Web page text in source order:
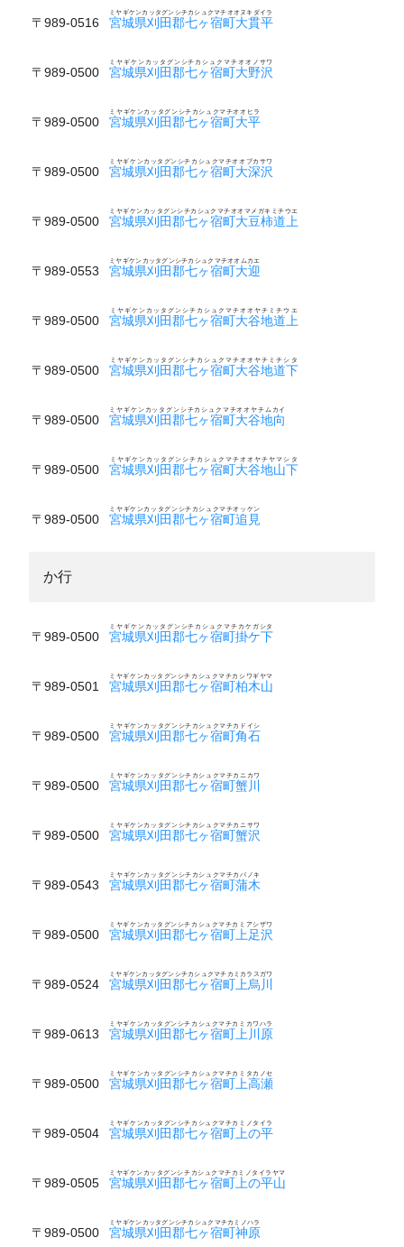
〒989-0516 宮城県刈田郡七ヶ宿町大貫平
ミヤギケンカッタグンシチカシュクマチオオヌキダイラ
〒989-0500 宮城県刈田郡七ヶ宿町大野沢
ミヤギケンカッタグンシチカシュクマチオオノサワ
〒989-0500 宮城県刈田郡七ヶ宿町大平
ミヤギケンカッタグンシチカシュクマチオオヒラ
〒989-0500 宮城県刈田郡七ヶ宿町大深沢
ミヤギケンカッタグンシチカシュクマチオオブカサワ
〒989-0500 宮城県刈田郡七ヶ宿町大豆柿道上
ミヤギケンカッタグンシチカシュクマチオオマメガキミチウエ
〒989-0553 宮城県刈田郡七ヶ宿町大迎
ミヤギケンカッタグンシチカシュクマチオオムカエ
〒989-0500 宮城県刈田郡七ヶ宿町大谷地道上
ミヤギケンカッタグンシチカシュクマチオオヤチミチウエ
〒989-0500 宮城県刈田郡七ヶ宿町大谷地道下
ミヤギケンカッタグンシチカシュクマチオオヤチミチシタ
〒989-0500 宮城県刈田郡七ヶ宿町大谷地向
ミヤギケンカッタグンシチカシュクマチオオヤチムカイ
〒989-0500 宮城県刈田郡七ヶ宿町大谷地山下
ミヤギケンカッタグンシチカシュクマチオオヤチヤマシタ
〒989-0500 宮城県刈田郡七ヶ宿町追見
ミヤギケンカッタグンシチカシュクマチオッケン
か行
〒989-0500 宮城県刈田郡七ヶ宿町掛ケ下
ミヤギケンカッタグンシチカシュクマチカケガシタ
〒989-0501 宮城県刈田郡七ヶ宿町柏木山
ミヤギケンカッタグンシチカシュクマチカシワギヤマ
〒989-0500 宮城県刈田郡七ヶ宿町角石
ミヤギケンカッタグンシチカシュクマチカドイシ
〒989-0500 宮城県刈田郡七ヶ宿町蟹川
ミヤギケンカッタグンシチカシュクマチカニカワ
〒989-0500 宮城県刈田郡七ヶ宿町蟹沢
ミヤギケンカッタグンシチカシュクマチカニサワ
〒989-0543 宮城県刈田郡七ヶ宿町蒲木
ミヤギケンカッタグンシチカシュクマチカバノキ
〒989-0500 宮城県刈田郡七ヶ宿町上足沢
ミヤギケンカッタグンシチカシュクマチカミアシザワ
〒989-0524 宮城県刈田郡七ヶ宿町上烏川
ミヤギケンカッタグンシチカシュクマチカミカラスガワ
〒989-0613 宮城県刈田郡七ヶ宿町上川原
ミヤギケンカッタグンシチカシュクマチカミカワハラ
〒989-0500 宮城県刈田郡七ヶ宿町上高瀬
ミヤギケンカッタグンシチカシュクマチカミタカノセ
〒989-0504 宮城県刈田郡七ヶ宿町上の平
ミヤギケンカッタグンシチカシュクマチカミノタイラ
〒989-0505 宮城県刈田郡七ヶ宿町上の平山
ミヤギケンカッタグンシチカシュクマチカミノタイラヤマ
〒989-0500 宮城県刈田郡七ヶ宿町神原
ミヤギケンカッタグンシチカシュクマチカミノハラ